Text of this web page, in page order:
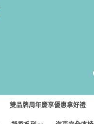
雙品牌周年慶享優惠拿好禮